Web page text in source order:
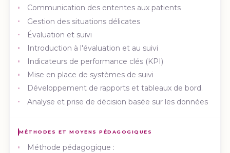
Communication des ententes aux patients
Gestion des situations délicates
Évaluation et suivi
Introduction à l'évaluation et au suivi
Indicateurs de performance clés (KPI)
Mise en place de systèmes de suivi
Développement de rapports et tableaux de bord.
Analyse et prise de décision basée sur les données
MÉTHODES ET MOYENS PÉDAGOGIQUES
Méthode pédagogique :